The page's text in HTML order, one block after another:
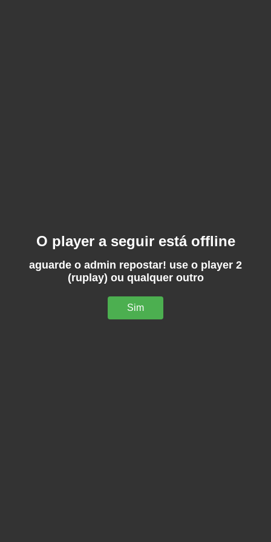
O player a seguir está offline
aguarde o admin repostar! use o player 2
(ruplay) ou qualquer outro
Sim